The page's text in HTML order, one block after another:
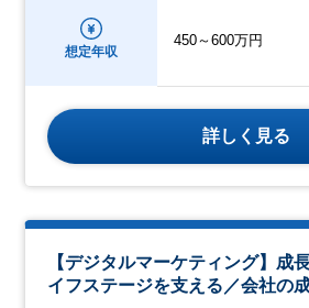
想定年収
450～600万円
詳しく見る
【デジタルマーケティング】成
イフステージを支える／会社の